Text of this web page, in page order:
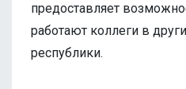
предоставляет
работают коллеги в
республики.